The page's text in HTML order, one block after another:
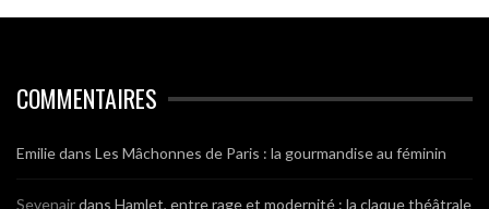
COMMENTAIRES
Emiliedans Les Mâchonnes de Paris : la gourmandise au féminin
Sevenairdans Hamlet, entre rage et modernité : la claque théâtrale